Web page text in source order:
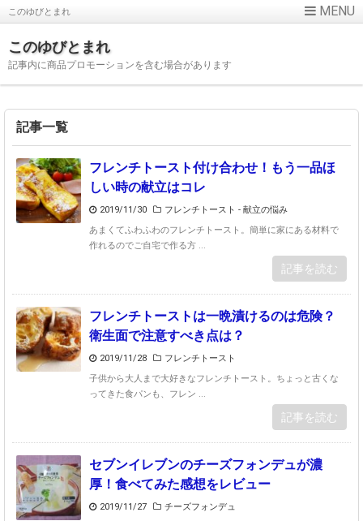
このゆびとまれ
このゆびとまれ
記事内に商品プロモーションを含む場合があります
記事一覧
フレンチトースト付け合わせ！もう一品ほ
しい時の献立はコレ
2019/11/30 フレンチトースト - 献立の悩み
あまくてふわふわのフレンチトースト。簡単に家にある材料で
作れるのでご自宅で作る方 ...
記事を読む
フレンチトーストは一晩漬けるのは危険？
衛生面で注意すべき点は？
2019/11/28
フレンチトースト
子供から大人まで大好きなフレンチトースト。ちょっと古くな
ってきた食パンも、フレン ...
記事を読む
セブンイレブンのチーズフォンデュが濃
厚！食べてみた感想をレビュー
2019/11/27
チーズフォンデュ